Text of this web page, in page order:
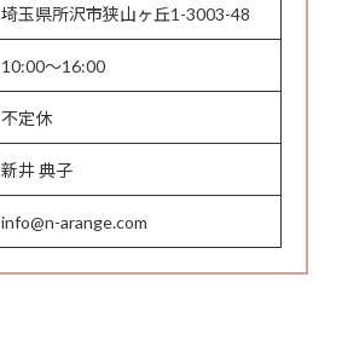
埼玉県所沢市狭山ヶ丘1-3003-48
10:00～16:00
不定休
新井 典子
info@n-arange.com